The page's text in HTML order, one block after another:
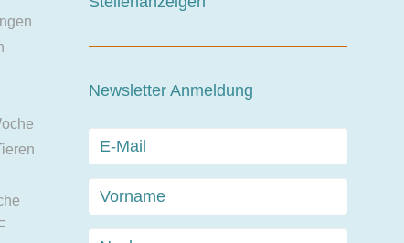
Newsletter Anmeldung